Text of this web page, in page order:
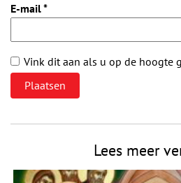
E-mail*
Vink dit aan als u op de hoogte
Lees meer